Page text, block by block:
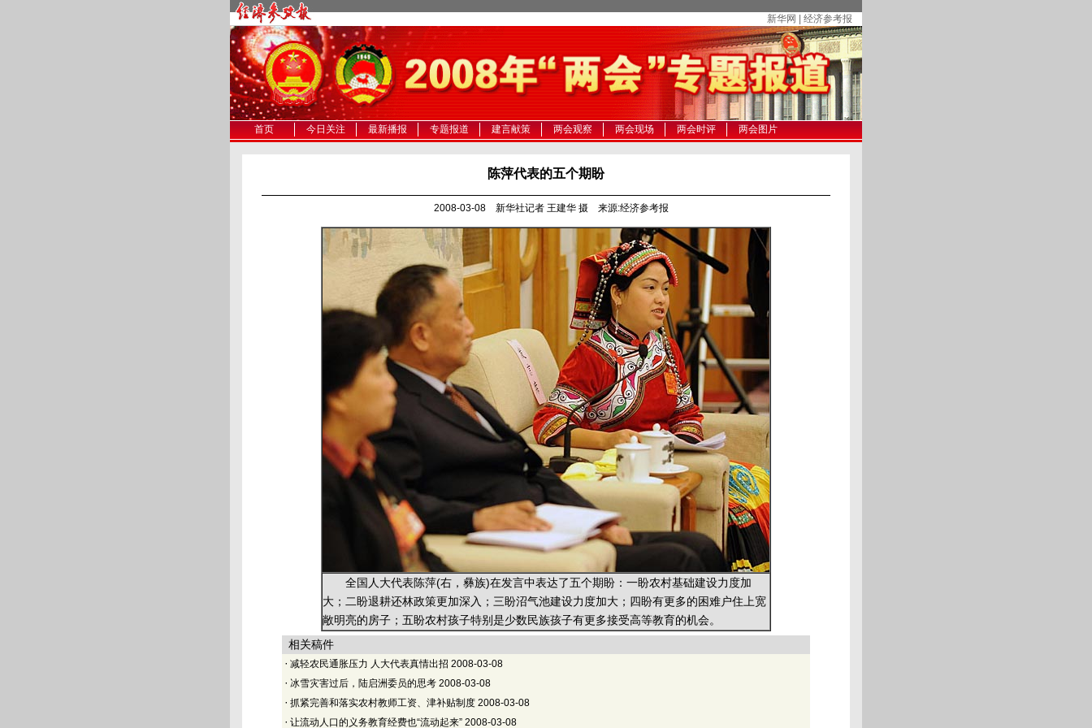
新华网 | 经济参考报
首页 今日关注 最新播报 专题报道 建言献策 两会观察 两会现场 两会时评 两会图片
陈萍代表的五个期盼
2008-03-08 新华社记者 王建华 摄 来源:经济参考报
全国人大代表陈萍(右，彝族)在发言中表达了五个期盼：一盼农村基础建设力度加
大；二盼退耕还林政策更加深入；三盼沼气池建设力度加大；四盼有更多的困难户住上宽
敞明亮的房子；五盼农村孩子特别是少数民族孩子有更多接受高等教育的机会。
相关稿件
· 减轻农民通胀压力 人大代表真情出招 2008-03-08
· 冰雪灾害过后，陆启洲委员的思考 2008-03-08
· 抓紧完善和落实农村教师工资、津补贴制度 2008-03-08
· 让流动人口的义务教育经费也“流动起来” 2008-03-08